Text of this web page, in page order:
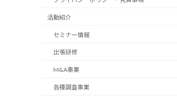
活動紹介
セミナー情報
出張研修
M&A事業
各種調査事業